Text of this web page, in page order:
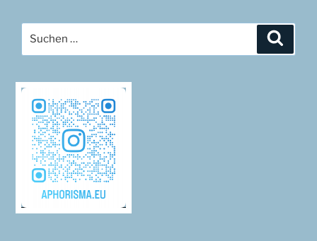
nach: